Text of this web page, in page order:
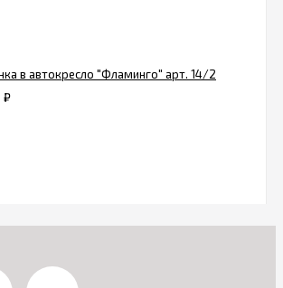
в автокресло "Фламинго" арт. 14/2
₽